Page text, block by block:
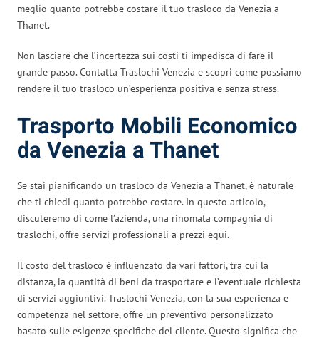
meglio quanto potrebbe costare il tuo trasloco da Venezia a
Thanet.
Non lasciare che l’incertezza sui costi ti impedisca di fare il
grande passo. Contatta Traslochi Venezia e scopri come possiamo
rendere il tuo trasloco un’esperienza positiva e senza stress.
Trasporto Mobili Economico
da Venezia a Thanet
Se stai pianificando un trasloco da Venezia a Thanet, è naturale
che ti chiedi quanto potrebbe costare. In questo articolo,
discuteremo di come l’azienda, una rinomata compagnia di
traslochi, offre servizi professionali a prezzi equi.
Il costo del trasloco è influenzato da vari fattori, tra cui la
distanza, la quantità di beni da trasportare e l’eventuale richiesta
di servizi aggiuntivi. Traslochi Venezia, con la sua esperienza e
competenza nel settore, offre un preventivo personalizzato
basato sulle esigenze specifiche del cliente. Questo significa che